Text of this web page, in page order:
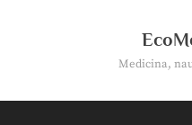
Medicina,